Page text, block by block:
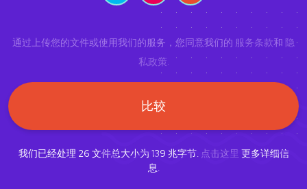
通过上传您的文件或使用我们的服务，您同意我们的 服务条款和 隐
私政策
比较
我们已经处理 26 文件总大小为 139 兆字节. 点击这里 更多详细信
息.